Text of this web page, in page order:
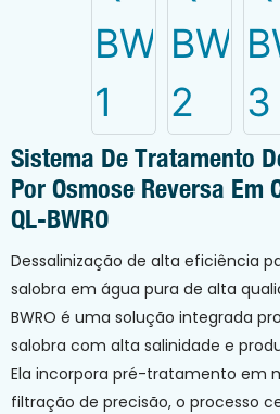
Sistema De Tratamento
Por Osmose Reversa Em
QL-BWRO
Dessalinização de alta eficiência
salobra em água pura de alta
BWRO é uma solução integrada
salobra com alta salinidade e
Ela incorpora pré-tratamento em
filtração de precisão, o processo